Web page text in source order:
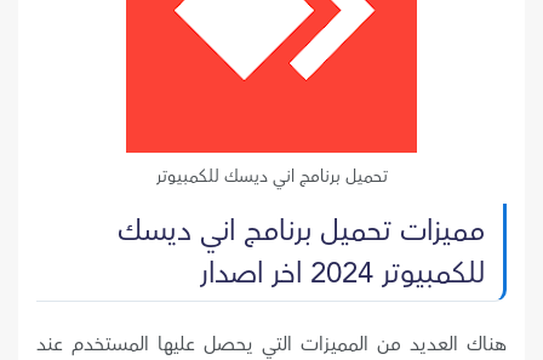
تحميل برنامج اني ديسك للكمبيوتر
مميزات تحميل برنامج اني ديسك
للكمبيوتر 2024 اخر اصدار
هناك العديد من المميزات التي يحصل عليها المستخدم عند